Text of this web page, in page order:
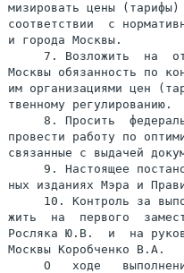
мизировать цены
соответствии  с
и города Москвы.
7. Возложить  на
Москвы обязанность по
им организациями цен
твенному регулированию.
8. Просить
провести работу по
связанные с выдачей
9. Настоящее
ных изданиях Мэра и
10. Контроль за
жить  на  первого
Росляка Ю.В.  и  на
Москвы Коробченко В.А.
О   ходе